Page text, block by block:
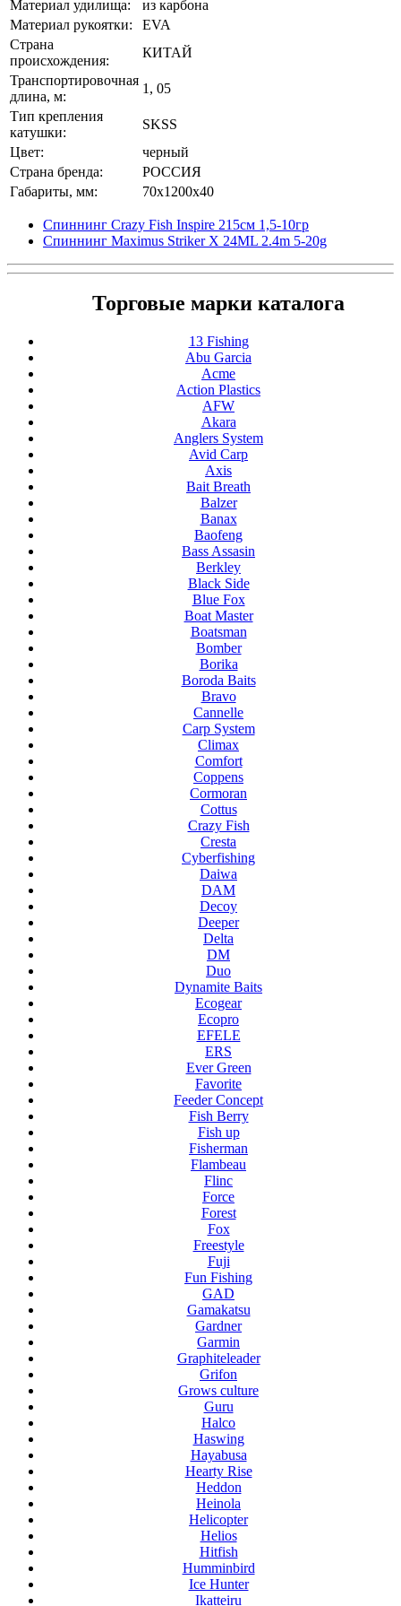
Материал удилища:
из карбона
Материал рукоятки:
EVA
Страна
происхождения:
КИТАЙ
Транспортировочная
длина, м:
1, 05
Тип крепления
катушки:
SKSS
Цвет:
черный
Страна бренда:
РОССИЯ
Габариты, мм:
70x1200x40
Спиннинг Crazy Fish Inspire 215см 1,5-10гр
Спиннинг Maximus Striker X 24ML 2.4m 5-20g
Торговые марки каталога
13 Fishing
Abu Garcia
Acme
Action Plastics
AFW
Akara
Anglers System
Avid Carp
Axis
Bait Breath
Balzer
Banax
Baofeng
Bass Assasin
Berkley
Black Side
Blue Fox
Boat Master
Boatsman
Bomber
Borika
Boroda Baits
Bravo
Cannelle
Carp System
Climax
Comfort
Coppens
Cormoran
Cottus
Crazy Fish
Cresta
Cyberfishing
Daiwa
DAM
Decoy
Deeper
Delta
DM
Duo
Dynamite Baits
Ecogear
Ecopro
EFELE
ERS
Ever Green
Favorite
Feeder Concept
Fish Berry
Fish up
Fisherman
Flambeau
Flinc
Force
Forest
Fox
Freestyle
Fuji
Fun Fishing
GAD
Gamakatsu
Gardner
Garmin
Graphiteleader
Grifon
Grows culture
Guru
Halco
Haswing
Hayabusa
Hearty Rise
Heddon
Heinola
Helicopter
Helios
Hitfish
Humminbird
Ice Hunter
Ikatteiru